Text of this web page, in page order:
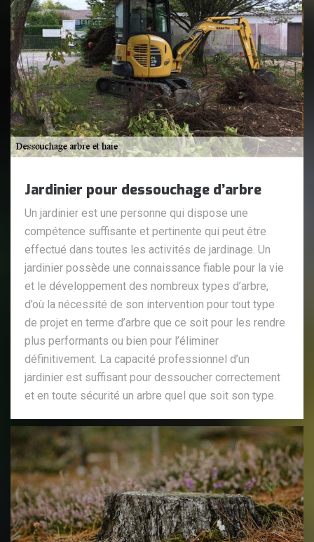
Jardinier pour dessouchage d’arbre
Un jardinier est une personne qui dispose une
compétence suffisante et pertinente qui peut être
effectué dans toutes les activités de jardinage. Un
jardinier possède une connaissance fiable pour la vie
et le développement des nombreux types d’arbre,
d’où la nécessité de son intervention pour tout type
de projet en terme d’arbre que ce soit pour les rendre
plus performants ou bien pour l’éliminer
définitivement. La capacité professionnel d’un
jardinier est suffisant pour dessoucher correctement
et en toute sécurité un arbre quel que soit son type.